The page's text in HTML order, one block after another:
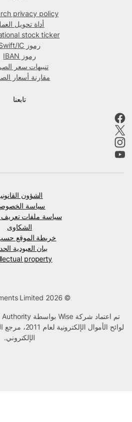
privacy policy
أداة تحويل العملة
stock ticker
رموز Swift/IC
رموز IBAN
تنبيهات سعر الصرف
مقارنة أسعار
تابعنا
الشؤون القانونية
سياسة الخصوصية
سياسة ملفات تعريف
الشكاوى
خريطة الموقع حسب
بيان العبودية الحديثة
property
لوائح الأموال الإلكترونية لعام 2011، مرجع الشركة
الإلكتروني.